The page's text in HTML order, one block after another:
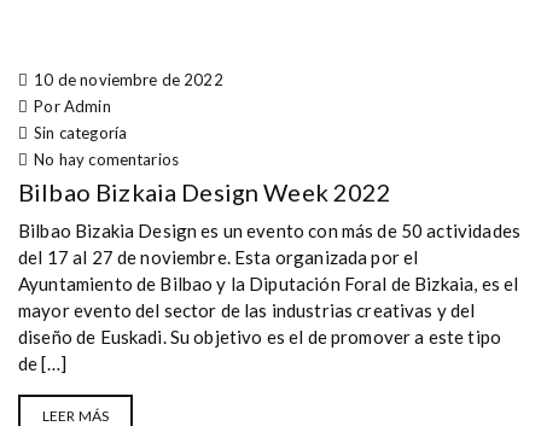
10 de noviembre de 2022
Por Admin
Sin categoría
No hay comentarios
Bilbao Bizkaia Design Week 2022
Bilbao Bizakia Design es un evento con más de 50 actividades
del 17 al 27 de noviembre. Esta organizada por el
Ayuntamiento de Bilbao y la Diputación Foral de Bizkaia, es el
mayor evento del sector de las industrias creativas y del
diseño de Euskadi. Su objetivo es el de promover a este tipo
de […]
LEER MÁS